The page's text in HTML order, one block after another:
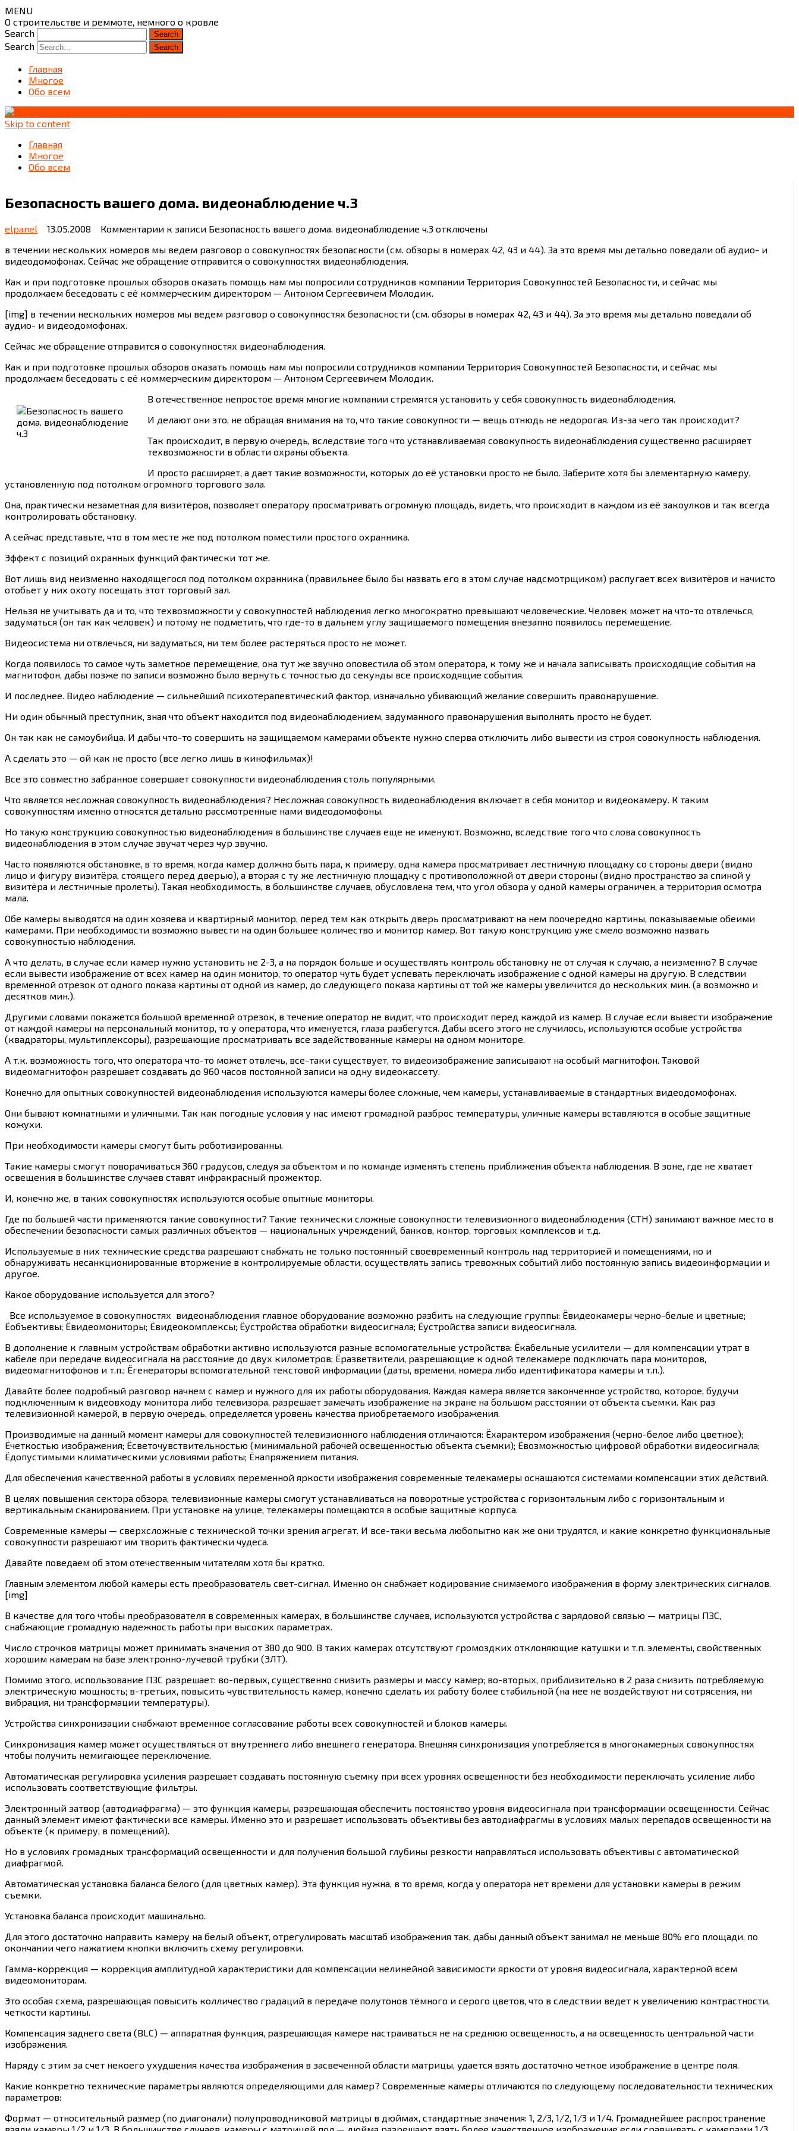
MENU
О строительстве и реммоте, немного о кровле
Search
Search
Главная
Многое
Обо всем
Skip to content
Главная
Многое
Обо всем
Безопасность вашего дома. видеонаблюдение ч.3
elpanel 13.05.2008 Комментарии к записи Безопасность вашего дома. видеонаблюдение ч.3 отключены
в течении нескольких номеров мы ведем разговор о совокупностях безопасности (см. обзоры в номерах 42, 43 и 44). За это время мы детально поведали об аудио- и
видеодомофонах. Сейчас же обращение отправится о совокупностях видеонаблюдения.
Как и при подготовке прошлых обзоров оказать помощь нам мы попросили сотрудников компании Территория Совокупностей Безопасности, и сейчас мы
продолжаем беседовать с её коммерческим директором — Антоном Сергеевичем Молодик.
[img] в течении нескольких номеров мы ведем разговор о совокупностях безопасности (см. обзоры в номерах 42, 43 и 44). За это время мы детально поведали об
аудио- и видеодомофонах.
Сейчас же обращение отправится о совокупностях видеонаблюдения.
Как и при подготовке прошлых обзоров оказать помощь нам мы попросили сотрудников компании Территория Совокупностей Безопасности, и сейчас мы
продолжаем беседовать с её коммерческим директором — Антоном Сергеевичем Молодик.
В отечественное непростое время многие компании стремятся установить у себя совокупность видеонаблюдения.
И делают они это, не обращая внимания на то, что такие совокупности — вещь отнюдь не недорогая. Из-за чего так происходит?
Так происходит, в первую очередь, вследствие того что устанавливаемая совокупность видеонаблюдения существенно расширяет
техвозможности в области охраны объекта.
И просто расширяет, а дает такие возможности, которых до её установки просто не было. Заберите хотя бы элементарную камеру,
установленную под потолком огромного торгового зала.
Она, практически незаметная для визитёров, позволяет оператору просматривать огромную площадь, видеть, что происходит в каждом из её закоулков и так всегда
контролировать обстановку.
А сейчас представьте, что в том месте же под потолком поместили простого охранника.
Эффект с позиций охранных функций фактически тот же.
Вот лишь вид неизменно находящегося под потолком охранника (правильнее было бы назвать его в этом случае надсмотрщиком) распугает всех визитёров и начисто
отобьет у них охоту посещать этот торговый зал.
Нельзя не учитывать да и то, что техвозможности у совокупностей наблюдения легко многократно превышают человеческие. Человек может на что-то отвлечься,
задуматься (он так как человек) и потому не подметить, что где-то в дальнем углу защищаемого помещения внезапно появилось перемещение.
Видеосистема ни отвлечься, ни задуматься, ни тем более растеряться просто не может.
Когда появилось то самое чуть заметное перемещение, она тут же звучно оповестила об этом оператора, к тому же и начала записывать происходящие события на
магнитофон, дабы позже по записи возможно было вернуть с точностью до секунды все происходящие события.
И последнее. Видео наблюдение — сильнейший психотерапевтический фактор, изначально убивающий желание совершить правонарушение.
Ни один обычный преступник, зная что объект находится под видеонаблюдением, задуманного правонарушения выполнять просто не будет.
Он так как не самоубийца. И дабы что-то совершить на защищаемом камерами объекте нужно сперва отключить либо вывести из строя совокупность наблюдения.
А сделать это — ой как не просто (все легко лишь в кинофильмах)!
Все это совместно забранное совершает совокупности видеонаблюдения столь популярными.
Что является несложная совокупность видеонаблюдения? Несложная совокупность видеонаблюдения включает в себя монитор и видеокамеру. К таким
совокупностям именно относятся детально рассмотренные нами видеодомофоны.
Но такую конструкцию совокупностью видеонаблюдения в большинстве случаев еще не именуют. Возможно, вследствие того что слова совокупность
видеонаблюдения в этом случае звучат через чур звучно.
Часто появляются обстановке, в то время, когда камер должно быть пара, к примеру, одна камера просматривает лестничную площадку со стороны двери (видно
лицо и фигуру визитёра, стоящего перед дверью), а вторая с ту же лестничную площадку с противоположной от двери стороны (видно пространство за спиной у
визитёра и лестничные пролеты). Такая необходимость, в большинстве случаев, обусловлена тем, что угол обзора у одной камеры ограничен, а территория осмотра
мала.
Обе камеры выводятся на один хозяева и квартирный монитор, перед тем как открыть дверь просматривают на нем поочередно картины, показываемые обеими
камерами. При необходимости возможно вывести на один большее количество и монитор камер. Вот такую конструкцию уже смело возможно назвать
совокупностью наблюдения.
А что делать, в случае если камер нужно установить не 2-3, а на порядок больше и осуществлять контроль обстановку не от случая к случаю, а неизменно? В случае
если вывести изображение от всех камер на один монитор, то оператор чуть будет успевать переключать изображение с одной камеры на другую. В следствии
временной отрезок от одного показа картины от одной из камер, до следующего показа картины от той же камеры увеличится до нескольких мин. (а возможно и
десятков мин.).
Другими словами покажется большой временной отрезок, в течение оператор не видит, что происходит перед каждой из камер. В случае если вывести изображение
от каждой камеры на персональный монитор, то у оператора, что именуется, глаза разбегутся. Дабы всего этого не случилось, используются особые устройства
(квадраторы, мультиплексоры), разрешающие просматривать все задействованные камеры на одном мониторе.
А т.к. возможность того, что оператора что-то может отвлечь, все-таки существует, то видеоизображение записывают на особый магнитофон. Таковой
видеомагнитофон разрешает создавать до 960 часов постоянной записи на одну видеокассету.
Конечно для опытных совокупностей видеонаблюдения используются камеры более сложные, чем камеры, устанавливаемые в стандартных видеодомофонах.
Они бывают комнатными и уличными. Так как погодные условия у нас имеют громадной разброс температуры, уличные камеры вставляются в особые защитные
кожухи.
При необходимости камеры смогут быть роботизированны.
Такие камеры смогут поворачиваться 360 градусов, следуя за объектом и по команде изменять степень приближения объекта наблюдения. В зоне, где не хватает
освещения в большинстве случаев ставят инфракрасный прожектор.
И, конечно же, в таких совокупностях используются особые опытные мониторы.
Где по большей части применяются такие совокупности? Такие технически сложные совокупности телевизионного видеонаблюдения (СТН) занимают важное место в
обеспечении безопасности самых различных объектов — национальных учреждений, банков, контор, торговых комплексов и т.д.
Используемые в них технические средства разрешают снабжать не только постоянный своевременный контроль над территорией и помещениями, но и
обнаруживать несанкционированные вторжение в контролируемые области, осуществлять запись тревожных событий либо постоянную запись видеоинформации и
другое.
Какое оборудование используется для этого?
Все используемое в совокупностях видеонаблюдения главное оборудование возможно разбить на следующие группы: Ёвидеокамеры черно-белые и цветные;
Ёобъективы; Ёвидеомониторы; Ёвидеокомплексы; Ёустройства обработки видеосигнала; Ёустройства записи видеосигнала.
В дополнение к главным устройствам обработки активно используются разные вспомогательные устройства: Ёкабельные усилители — для компенсации утрат в
кабеле при передаче видеосигнала на расстояние до двух километров; Ёразветвители, разрешающие к одной телекамере подключать пара мониторов,
видеомагнитофонов и т.п.; Ёгенераторы вспомогательной текстовой информации (даты, времени, номера либо идентификатора камеры и т.п.).
Давайте более подробный разговор начнем с камер и нужного для их работы оборудования. Каждая камера является законченное устройство, которое, будучи
подключенным к видеовходу монитора либо телевизора, разрешает замечать изображение на экране на большом расстоянии от объекта съемки. Как раз
телевизионной камерой, в первую очередь, определяется уровень качества приобретаемого изображения.
Производимые на данный момент камеры для совокупностей телевизионного наблюдения отличаются: Ёхарактером изображения (черно-белое либо цветное);
Ёчеткостью изображения; Ёсветочувствительностью (минимальной рабочей освещенностью объекта съемки); Ёвозможностью цифровой обработки видеосигнала;
Ёдопустимыми климатическими условиями работы; Ёнапряжением питания.
Для обеспечения качественной работы в условиях переменной яркости изображения современные телекамеры оснащаются системами компенсации этих действий.
В целях повышения сектора обзора, телевизионные камеры смогут устанавливаться на поворотные устройства с горизонтальным либо с горизонтальным и
вертикальным сканированием. При установке на улице, телекамеры помещаются в особые защитные корпуса.
Современные камеры — сверхсложные с технической точки зрения агрегат. И все-таки весьма любопытно как же они трудятся, и какие конкретно функциональные
совокупности разрешают им творить фактически чудеса.
Давайте поведаем об этом отечественным читателям хотя бы кратко.
Главным элементом любой камеры есть преобразователь свет-сигнал. Именно он снабжает кодирование снимаемого изображения в форму электрических сигналов.
[img]
В качестве для того чтобы преобразователя в современных камерах, в большинстве случаев, используются устройства с зарядовой связью — матрицы ПЗС,
снабжающие громадную надежность работы при высоких параметрах.
Число строчков матрицы может принимать значения от 380 до 900. В таких камерах отсутствуют громоздких отклоняющие катушки и т.п. элементы, свойственных
хорошим камерам на базе электронно-лучевой трубки (ЭЛТ).
Помимо этого, использование ПЗС разрешает: во-первых, существенно снизить размеры и массу камер; во-вторых, приблизительно в 2 раза снизить потребляемую
электрическую мощность; в-третьих, повысить чувствительность камер, конечно сделать их работу более стабильной (на нее не воздействуют ни сотрясения, ни
вибрация, ни трансформации температуры).
Устройства синхронизации снабжают временное согласование работы всех совокупностей и блоков камеры.
Синхронизация камер может осуществляться от внутреннего либо внешнего генератора. Внешняя синхронизация употребляется в многокамерных совокупностях
чтобы получить немигающее переключение.
Автоматическая регулировка усиления разрешает создавать постоянную съемку при всех уровнях освещенности без необходимости переключать усиление либо
использовать соответствующие фильтры.
Электронный затвор (автодиафрагма) — это функция камеры, разрешающая обеспечить постоянство уровня видеосигнала при трансформации освещенности. Сейчас
данный элемент имеют фактически все камеры. Именно это и разрешает использовать объективы без автодиафрагмы в условиях малых перепадов освещенности на
объекте (к примеру, в помещений).
Но в условиях громадных трансформаций освещенности и для получения большой глубины резкости направляться использовать объективы с автоматической
диафрагмой.
Автоматическая установка баланса белого (для цветных камер). Эта функция нужна, в то время, когда у оператора нет времени для установки камеры в режим
съемки.
Установка баланса происходит машинально.
Для этого достаточно направить камеру на белый объект, отрегулировать масштаб изображения так, дабы данный объект занимал не меньше 80% его площади, по
окончании чего нажатием кнопки включить схему регулировки.
Гамма-коррекция — коррекция амплитудной характеристики для компенсации нелинейной зависимости яркости от уровня видеосигнала, характерной всем
видеомониторам.
Это особая схема, разрешающая повысить колличество градаций в передаче полутонов тёмного и серого цветов, что в следствии ведет к увеличению контрастности,
четкости картины.
Компенсация заднего света (BLC) — аппаратная функция, разрешающая камере настраиваться не на среднюю освещенность, а на освещенность центральной части
изображения.
Наряду с этим за счет некоего ухудшения качества изображения в засвеченной области матрицы, удается взять достаточно четкое изображение в центре поля.
Какие конкретно технические параметры являются определяющими для камер? Современные камеры отличаются по следующему последовательности технических
параметров:
Формат — относительный размер (по диагонали) полупроводниковой матрицы в дюймах, стандартные значения: 1, 2/3, 1/2, 1/3 и 1/4. Громаднейшее распространение